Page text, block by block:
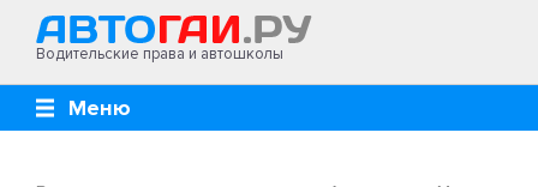
Водительские права и автошколы
Меню